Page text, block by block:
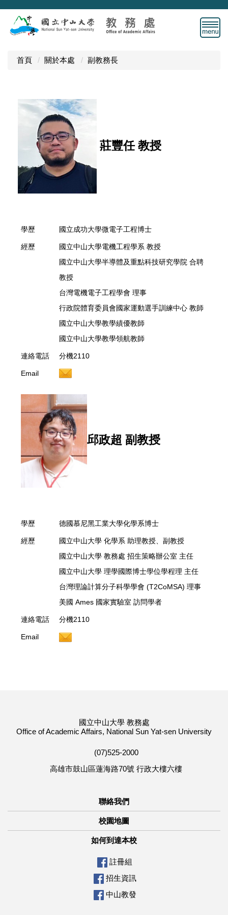
跳
主
首頁 關於本處 副教務長
莊豐任 教授
學歷 國立成功大學微電子工程博士
經歷
國立中山大學電機工程學系 教授
國立中山大學半導體及重點科技研究學院 合聘
教授
台灣電機電子工程學會 理事
行政院體育委員會國家運動選手訓練中心 教師
國立中山大學教學績優教師
國立中山大學教學領航教師
連絡電話 分機2110
Email
邱政超 副教授
學歷 德國慕尼黑工業大學化學系博士
經歷
國立中山大學 化學系 助理教授、副教授
國立中山大學 教務處 招生策略辦公室 主任
國立中山大學 理學國際博士學位學程理 主任
台灣理論計算分子科學學會 (T2CoMSA) 理事
美國 Ames 國家實驗室 訪問學者
連絡電話 分機2110
Email
國立中山大學 教務處
Office of Academic Affairs, National Sun Yat-sen University
(07)525-2000
高雄市鼓山區蓮海路70號 行政大樓六樓
聯絡我們
校園地圖
如何到達本校
註冊組
招生資訊
中山教發